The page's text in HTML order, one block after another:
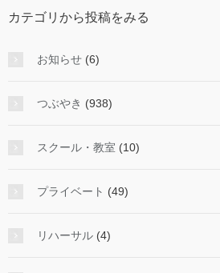
稿
み
カテゴリから投稿をみる
お知らせ (6)
つぶやき (938)
スクール・教室 (10)
プライベート (49)
リハーサル (4)